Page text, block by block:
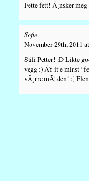
Fette fett! Ã¸nsker
Sofie
November 29th, 2011 at
Stili Petter! :D Likte
vegg :) Ã¥ itje minst
vÃ¸rre mÃ¦ den! :)